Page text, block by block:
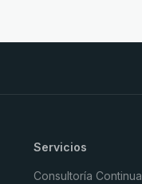
Servicios
Consultoría Continua